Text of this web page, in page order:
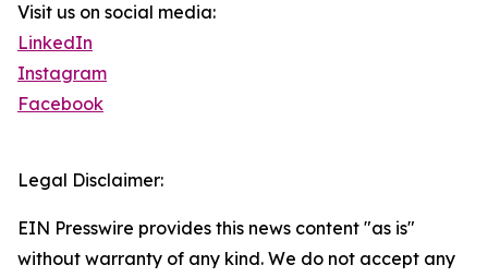
Visit us on social media:
LinkedIn
Instagram
Facebook
Legal Disclaimer:
EIN Presswire provides this news content "as is"
without warranty of any kind. We do not accept any